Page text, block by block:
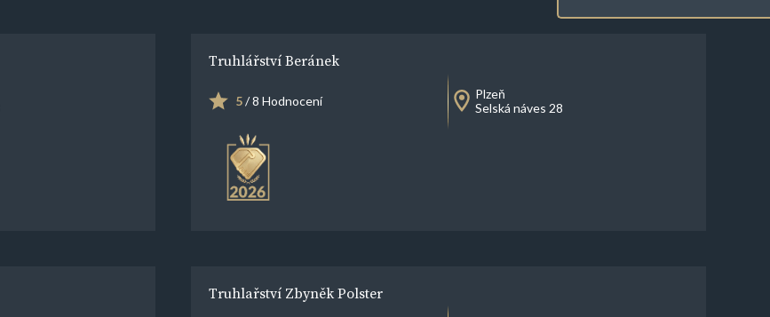
Truhlářství Beránek
5/ 8 Hodnocení
Plzeň
Selská náves 28
Truhlařství Zbyněk Polster